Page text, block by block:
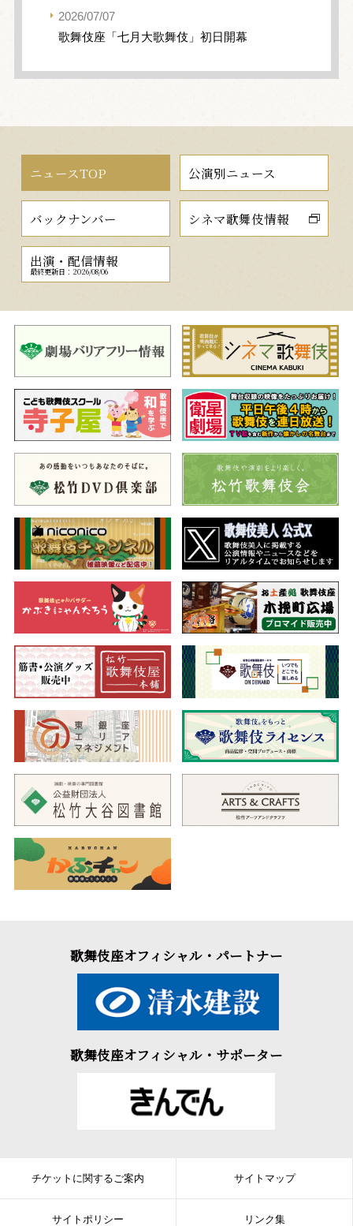
2026/07/07
歌舞伎座「七月大歌舞伎」初日開幕
ニュースTOP 公演別ニュース
バックナンバー シネマ歌舞伎情報
出演・配信情報
最終更新日：2026/08/06
歌舞伎座オフィシャル・パートナー
歌舞伎座オフィシャル・サポーター
チケットに関するご案内 サイトマップ
サイトポリシー リンク集